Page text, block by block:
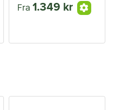
Fra 1.349 kr